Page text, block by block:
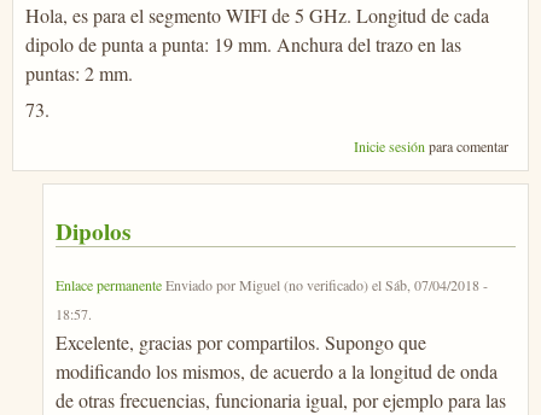
Hola, es para el segmento WIFI de 5 GHz. Longitud de cada
dipolo de punta a punta: 19 mm. Anchura del trazo en las
puntas: 2 mm.
73.
Inicie sesión para comentar
Dipolos
Enlace permanenteEnviado porMiguel (no verificado)elSáb, 07/04/2018 -
18:57.
Excelente, gracias por compartilos. Supongo que
modificando los mismos, de acuerdo a la longitud de onda
de otras frecuencias, funcionaria igual, por ejemplo para las